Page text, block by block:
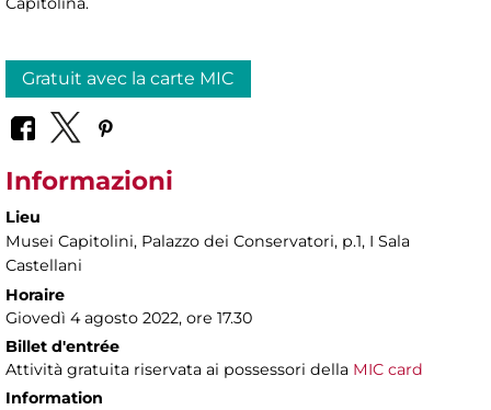
Gratuit avec la carte MIC
Informazioni
Lieu
Musei Capitolini, Palazzo dei Conservatori, p.1, I Sala
Castellani
Horaire
Giovedì 4 agosto 2022, ore 17.30
Billet d'entrée
Attività gratuita riservata ai possessori della MIC card
Information